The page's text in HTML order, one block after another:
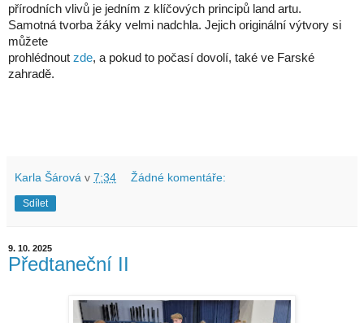
přírodních vlivů je jedním z klíčových principů land artu.
Samotná tvorba žáky velmi nadchla. Jejich originální výtvory si
můžete
prohlédnout zde, a pokud to počasí dovolí, také ve Farské
zahradě.
Karla Šárová v 7:34 Žádné komentáře:
Sdílet
9. 10. 2025
Předtaneční II